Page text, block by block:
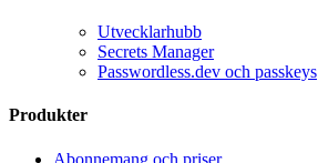
Utvecklarhubb
Secrets Manager
Passwordless.dev och passkeys
Produkter
Abonnemang och priser